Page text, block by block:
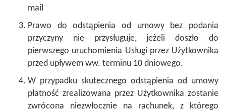
mail
Prawo do odstąpienia od umowy bez podania
przyczyny nie przysługuje, jeżeli doszło do
pierwszego uruchomienia Usługi przez Użytkownika
przed upływem ww. terminu 10 dniowego.
W przypadku skutecznego odstąpienia od umowy
płatność zrealizowana przez Użytkownika zostanie
zwrócona niezwłocznie na rachunek, z którego